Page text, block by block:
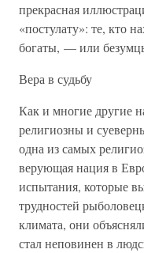
прекрасная
«постулату»: те, кто
богаты, — или
Вера в судьбу
Как и многие другие
религиозны и
одна из самых
верующая нация в
испытания, которые
трудностей
климата, они
стал неповинен в